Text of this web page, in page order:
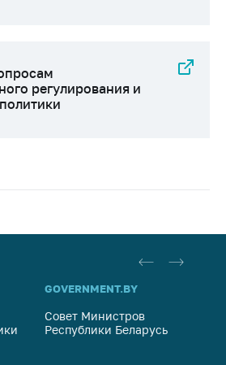
регулирования и
GOVERNMENT.BY
Совет Министров
Республики Беларусь